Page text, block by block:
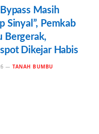
Masih
Sinyal”, Pemkab
Bergerak,
Dikejar Habis
TANAH BUMBU